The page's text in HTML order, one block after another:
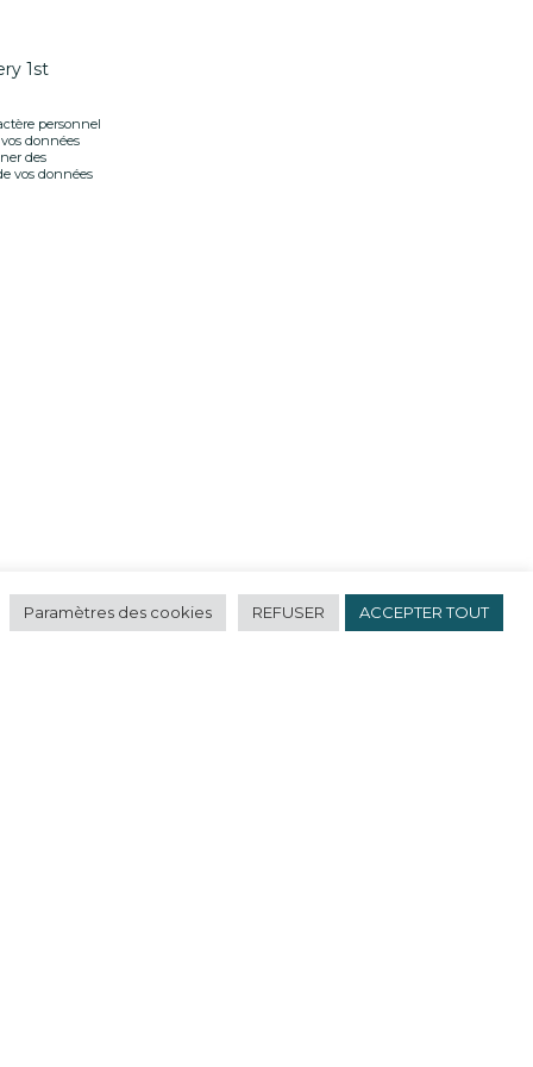
1st
personnel
données
des
vos données
Paramètres des cookies REFUSER ACCEPTER TOUT